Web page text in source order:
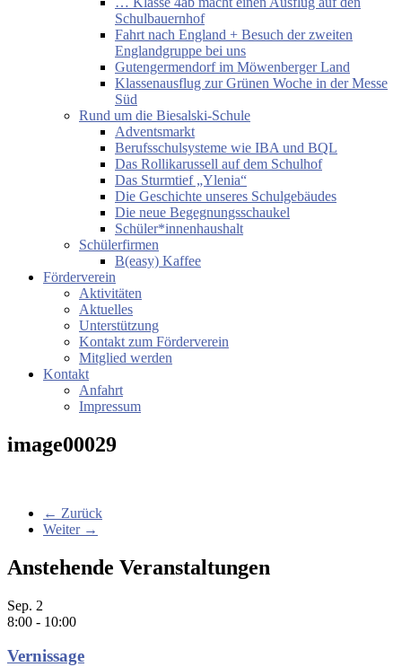
Schulbauernhof
Fahrt nach England + Besuch der zweiten
Englandgruppe bei uns
Gutengermendorf im Möwenberger Land
Klassenausflug zur Grünen Woche in der Messe
Süd
Rund um die Biesalski-Schule
Adventsmarkt
Berufsschulsysteme wie IBA und BQL
Das Rollikarussell auf dem Schulhof
Das Sturmtief „Ylenia“
Die Geschichte unseres Schulgebäudes
Die neue Begegnungsschaukel
Schüler*innenhaushalt
Schülerfirmen
B(easy) Kaffee
Förderverein
Aktivitäten
Aktuelles
Unterstützung
Kontakt zum Förderverein
Mitglied werden
Kontakt
Anfahrt
Impressum
image00029
← Zurück
Weiter →
Anstehende Veranstaltungen
Sep. 2
8:00 - 10:00
Vernissage